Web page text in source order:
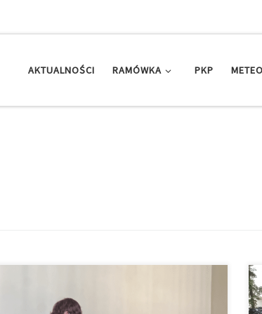
AKTUALNOŚCI RAMÓWKA PKP
rozpoczęło się postępowanie dotyczące wydarzeń z